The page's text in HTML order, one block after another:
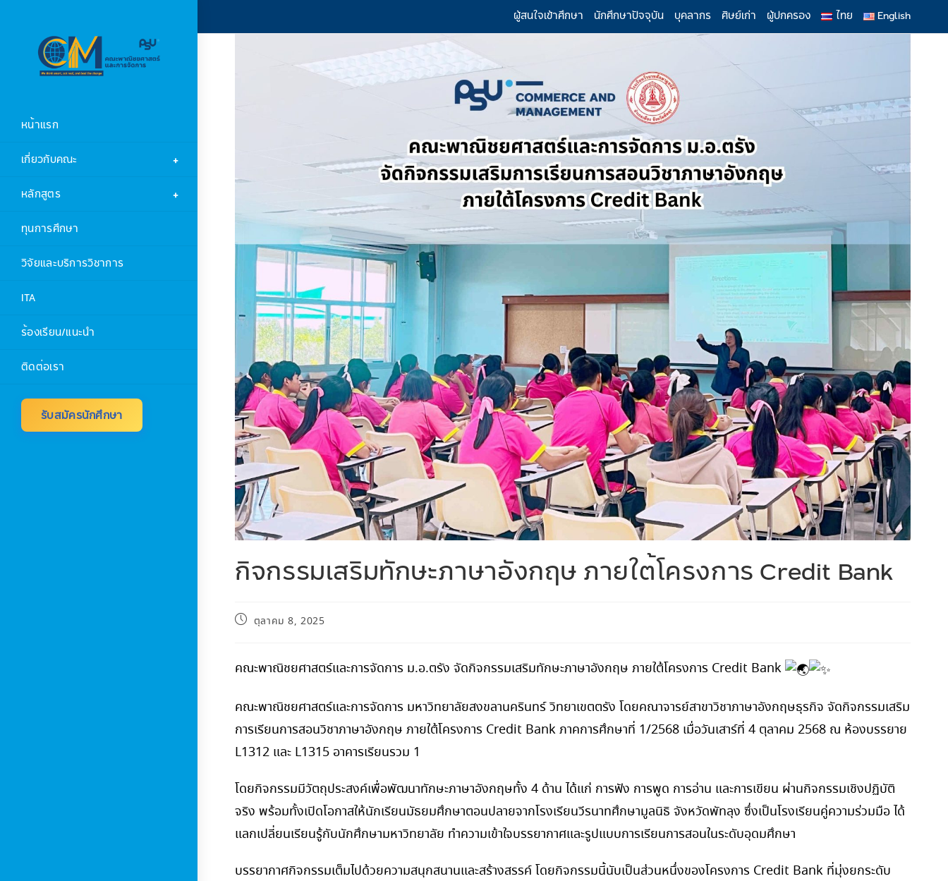
ผู้สนใจเข้าศึกษา นักศึกษาปัจจุบัน บุคลากร ศิษย์เก่า ผู้ปกครอง ไทย English
หน้าแรก
เกี่ยวกับคณะ
หลักสูตร
ทุนการศึกษา
วิจัยและบริการวิชาการ
ITA
ร้องเรียน/แนะนำ
ติดต่อเรา
รับสมัครนักศึกษา
กิจกรรมเสริมทักษะภาษาอังกฤษ ภายใต้โครงการ Credit Bank
ตุลาคม 8, 2025
คณะพาณิชยศาสตร์และการจัดการ ม.อ.ตรัง จัดกิจกรรมเสริมทักษะภาษาอังกฤษ ภายใต้โครงการ Credit Bank
คณะพาณิชยศาสตร์และการจัดการ มหาวิทยาลัยสงขลานครินทร์ วิทยาเขตตรัง โดยคณาจารย์สาขาวิชาภาษาอังกฤษธุรกิจ จัดกิจกรรมเสริม
การเรียนการสอนวิชาภาษาอังกฤษ ภายใต้โครงการ Credit Bank ภาคการศึกษาที่ 1/2568 เมื่อวันเสาร์ที่ 4 ตุลาคม 2568 ณ ห้องบรรยาย
L1312 และ L1315 อาคารเรียนรวม 1
โดยกิจกรรมมีวัตถุประสงค์เพื่อพัฒนาทักษะภาษาอังกฤษทั้ง 4 ด้าน ได้แก่ การฟัง การพูด การอ่าน และการเขียน ผ่านกิจกรรมเชิงปฏิบัติ
จริง พร้อมทั้งเปิดโอกาสให้นักเรียนมัธยมศึกษาตอนปลายจากโรงเรียนวีรนาทศึกษามูลนิธิ จังหวัดพัทลุง ซึ่งเป็นโรงเรียนคู่ความร่วมมือ ได้
แลกเปลี่ยนเรียนรู้กับนักศึกษามหาวิทยาลัย ทำความเข้าใจบรรยากาศและรูปแบบการเรียนการสอนในระดับอุดมศึกษา
บรรยากาศกิจกรรมเต็มไปด้วยความสนุกสนานและสร้างสรรค์ โดยกิจกรรมนี้นับเป็นส่วนหนึ่งของโครงการ Credit Bank ที่มุ่งยกระดับ